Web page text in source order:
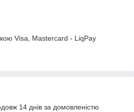
Visa, Mastercard - LiqPay
14 днів за домовленістю